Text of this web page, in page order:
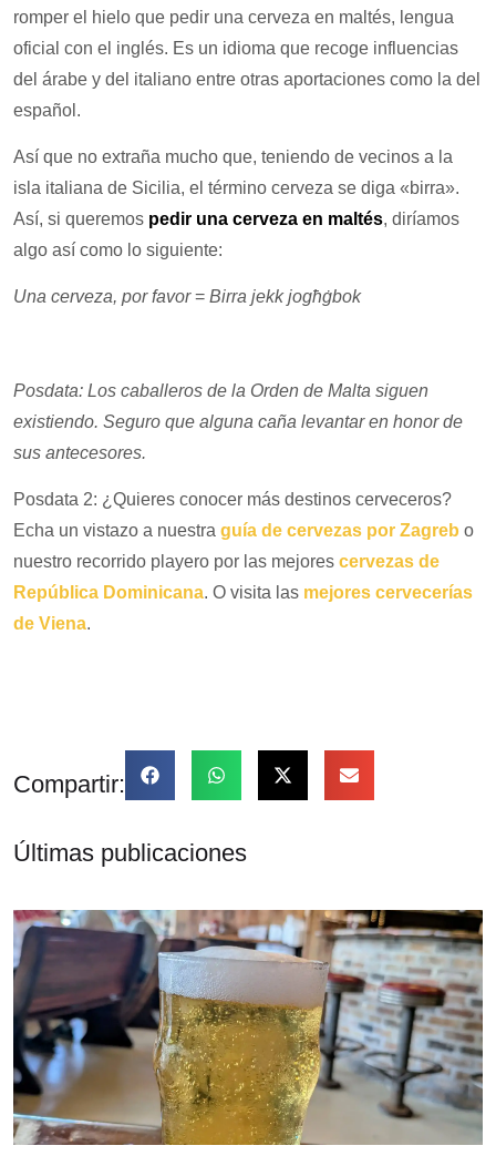
romper el hielo que pedir una cerveza en maltés, lengua
oficial con el inglés. Es un idioma que recoge influencias
del árabe y del italiano entre otras aportaciones como la del
español.
Así que no extraña mucho que, teniendo de vecinos a la
isla italiana de Sicilia, el término cerveza se diga «birra».
Así, si queremos pedir una cerveza en maltés, diríamos
algo así como lo siguiente:
Una cerveza, por favor= Birra jekk jogħġbok
Posdata: Los caballeros de la Orden de Malta siguen
existiendo. Seguro que alguna caña levantar en honor de
sus antecesores.
Posdata 2: ¿Quieres conocer más destinos cerveceros?
Echa un vistazo a nuestra guía de cervezas por Zagreb o
nuestro recorrido playero por las mejores cervezas de
República Dominicana. O visita las mejores cervecerías
de Viena.
Compartir:
Últimas publicaciones